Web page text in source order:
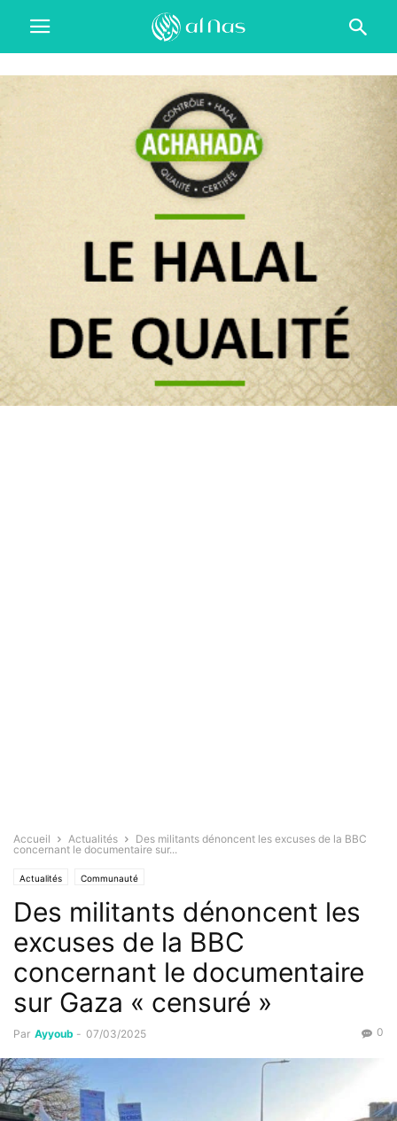
Accueil Actualités
Des militants dénoncent les excuses de la BBC
concernant le documentaire sur...
Actualités Communauté
Des militants dénoncent les
excuses de la BBC
concernant le documentaire
sur Gaza « censuré »
Par Ayyoub - 07/03/2025 0